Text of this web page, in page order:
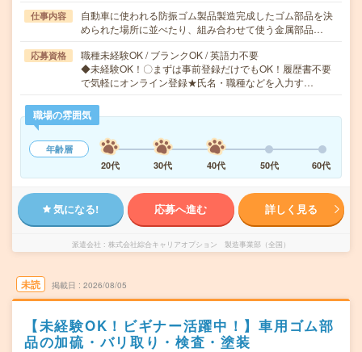
仕事内容
自動車に使われる防振ゴム製品製造完成したゴム部品を決
められた場所に並べたり、組み合わせて使う金属部品…
応募資格
職種未経験OK / ブランクOK / 英語力不要
◆未経験OK！〇まずは事前登録だけでもOK！履歴書不要
で気軽にオンライン登録★氏名・職種などを入力す…
職場の雰囲気
年齢層
20代
30代 40代 50代 60代
気になる! 応募へ進む 詳しく見る
派遣会社 株式会社綜合キャリアオプション 製造事業部（全国）
未読 掲載日 2026/08/05
【未経験OK！ビギナー活躍中！】車用ゴム部
品の加硫・バリ取り・検査・塗装